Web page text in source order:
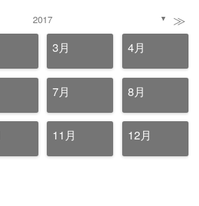
2017 ▼ ≫
3月 4月
7月 8月
11月 12月